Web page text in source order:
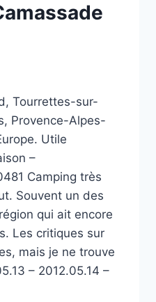
Tourrettes-sur-
Provence-Alpes-
Utile
–
Camping très
Souvent un des
qui ait encore
Les critiques sur
mais je ne trouve
– 2012.05.14 –